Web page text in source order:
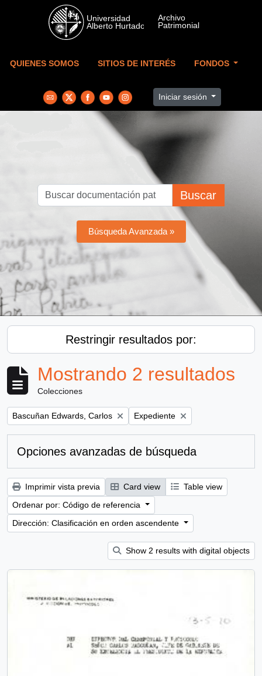
Skip to main content
QUIENES SOMOS SITIOS DE INTERÉS FONDOS
Iniciar sesión
Buscar
Búsqueda Avanzada »
Restringir resultados por:
Mostrando 2 resultados
Colecciones
Remove filter:
Bascuñan Edwards, Carlos Remove filter:
Expediente
Opciones avanzadas de búsqueda
Imprimir vista previa Card view
Table view
Ordenar por: Código de referencia
Dirección: Clasificación en orden ascendente
Show 2 results with digital objects